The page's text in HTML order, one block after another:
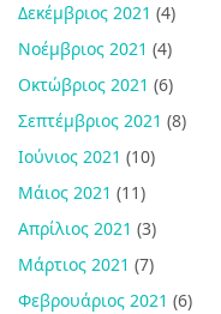
Δεκέμβριος 2021 (4)
Νοέμβριος 2021 (4)
Οκτώβριος 2021 (6)
Σεπτέμβριος 2021 (8)
Ιούνιος 2021 (10)
Μάιος 2021 (11)
Απρίλιος 2021 (3)
Μάρτιος 2021 (7)
Φεβρουάριος 2021 (6)